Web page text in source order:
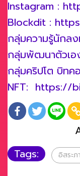
Instagram :
Blockdit :
กลุ่มความรู้นักล
กลุ่มพัฒนาตัวเ
กลุ่มคริปโต บิทค
NFT: https://
Tags:
อิสระภ